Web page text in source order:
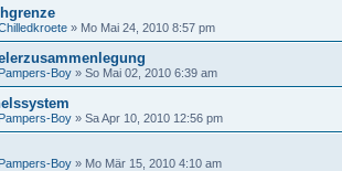
» Mo Mai 24, 2010 8:57 pm
Pampers-Boy » So Mai 02, 2010 6:39 am
Pampers-Boy » Sa Apr 10, 2010 12:56 pm
Pampers-Boy » Mo Mär 15, 2010 4:10 am